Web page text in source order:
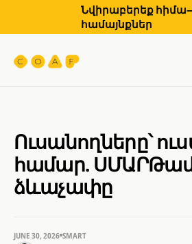
Նվիրաբերեք
համայնքներ
Ուսանողները՝
համար.
ձևաչափը
JUNE 30, 2026 SMART